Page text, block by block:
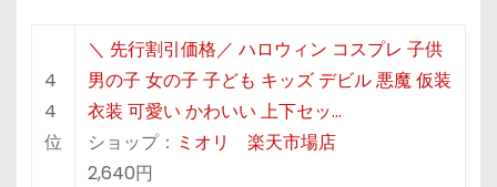
4
4
位
＼ 先行割引価格／ ハロウィン コスプレ 子供
男の子 女の子 子ども キッズ デビル 悪魔 仮装
衣装 可愛い かわいい 上下セッ…
ショップ： ミオリ 楽天市場店
2,640円